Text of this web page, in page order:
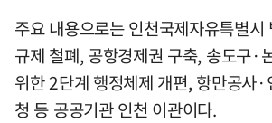
주요 내용으로는 인천국제자유특별시
규제 철폐, 공항경제권 구축, 송도구·
위한 2단계 행정체제 개편, 항만공사
청 등 공공기관 인천 이관이다.